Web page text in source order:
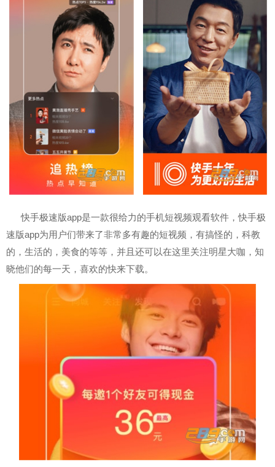
快手极速版app是一款很给力的手机短视频观看软件，快手极
速版app为用户们带来了非常多有趣的短视频，有搞怪的，科教
的，生活的，美食的等等，并且还可以在这里关注明星大咖，知
晓他们的每一天，喜欢的快来下载。